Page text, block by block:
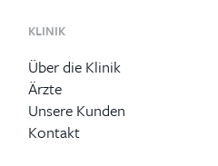
KLINIK
Über die Klinik
Ärzte
Unsere Kunden
Kontakt